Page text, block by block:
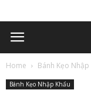
Home Bánh Kẹo Nhập
Bánh Kẹo Nhập Khẩu